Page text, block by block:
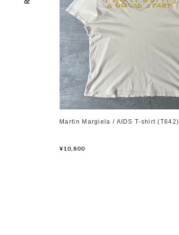
Martin Margiela / AIDS T-shirt (T642)
¥10,800